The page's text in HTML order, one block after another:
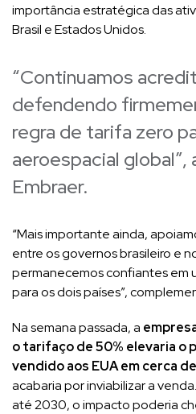
importância estratégica das
Brasil e Estados Unidos.
“Continuamos
defendendo
regra de tarifa zero
aeroespacial global”,
Embraer.
“Mais importante ainda,
entre os governos brasileiro e
permanecemos confiantes em
para os dois países”,
Na semana passada, a
o tarifaço de 50% elevaria o
vendido aos EUA em cerca
acabaria por inviabilizar a
até 2030, o impacto poderia